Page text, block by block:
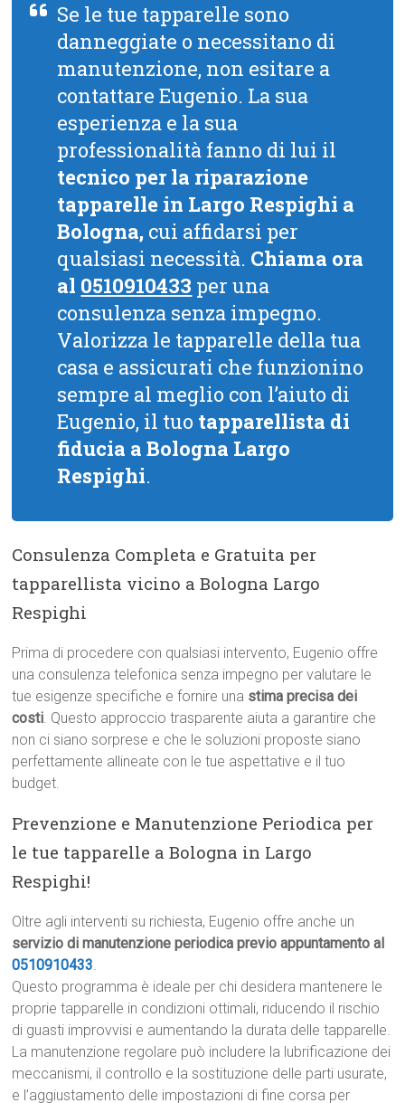
Se le tue tapparelle sono
danneggiate o necessitano di
manutenzione, non esitare a
contattare Eugenio. La sua
esperienza e la sua
professionalità fanno di lui il
tecnico per la riparazione
tapparelle in Largo Respighi a
Bologna, cui affidarsi per
qualsiasi necessità. Chiama ora
al 0510910433 per una
consulenza senza impegno.
Valorizza le tapparelle della tua
casa e assicurati che funzionino
sempre al meglio con l’aiuto di
Eugenio, il tuo tapparellista di
fiducia a Bologna Largo
Respighi.
Consulenza Completa e Gratuita per
tapparellista vicino a Bologna Largo
Respighi
Prima di procedere con qualsiasi intervento, Eugenio offre
una consulenza telefonica senza impegno per valutare le
tue esigenze specifiche e fornire una stima precisa dei
costi. Questo approccio trasparente aiuta a garantire che
non ci siano sorprese e che le soluzioni proposte siano
perfettamente allineate con le tue aspettative e il tuo
budget.
Prevenzione e Manutenzione Periodica per
le tue tapparelle a Bologna in Largo
Respighi!
Oltre agli interventi su richiesta, Eugenio offre anche un
servizio di manutenzione periodica previo appuntamento al
0510910433.
Questo programma è ideale per chi desidera mantenere le
proprie tapparelle in condizioni ottimali, riducendo il rischio
di guasti improvvisi e aumentando la durata delle tapparelle.
La manutenzione regolare può includere la lubrificazione dei
meccanismi, il controllo e la sostituzione delle parti usurate,
e l’aggiustamento delle impostazioni di fine corsa per